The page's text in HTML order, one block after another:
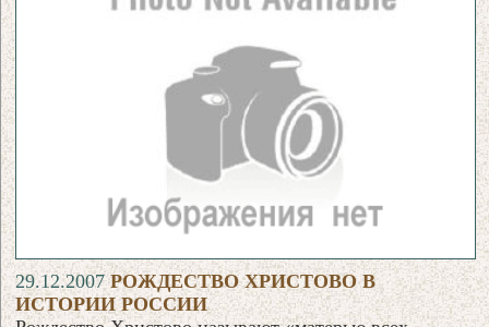
29.12.2007РОЖДЕСТВО ХРИСТОВО В
ИСТОРИИ РОССИИ